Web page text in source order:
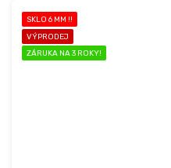
SKLO 6 MM !!
VÝPRODEJ
ZÁRUKA NA 3 ROKY!